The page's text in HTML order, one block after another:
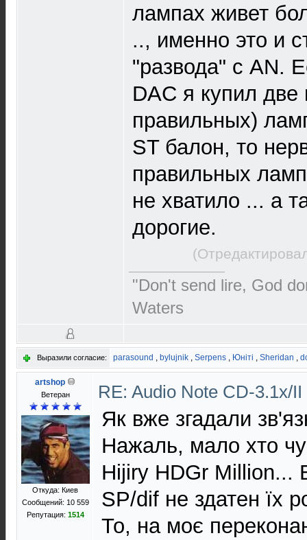
лампах живет
.., именно это и
"развода" с AN.
DAC я купил
правильных)
ST балон, то
правильных
не хватило ... а
дорогие.
"Don't send lire, God
Waters
Выразили согласие: parasound , bylujnik , Serpens , Юнiтi , Sheridan ,
artshop
Ветеран
Откуда: Киев
Сообщений: 10 559
Репутация: 1514
RE: Audio Note CD-3.1x/II
Як вже згадали
Нажаль, мало хто
Hijiry HDGr Million...
SP/dif не здатен їх
То, на моє